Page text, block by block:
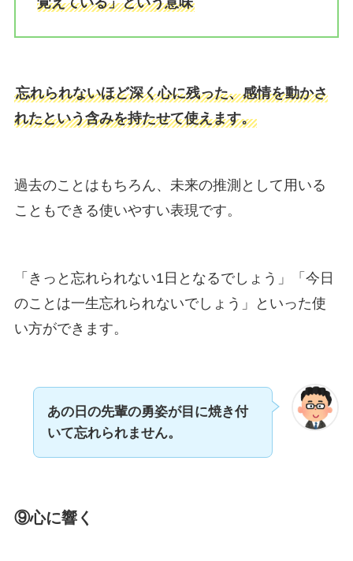
忘れられないほど深く心に残った、感情を動かさ
れたという含みを持たせて使えます。
過去のことはもちろん、未来の推測として用いる
こともできる使いやすい表現です。
「きっと忘れられない1日となるでしょう」「今日
のことは一生忘れられないでしょう」といった使
い方ができます。
あの日の先輩の勇姿が目に焼き付
いて忘れられません。
⑨心に響く